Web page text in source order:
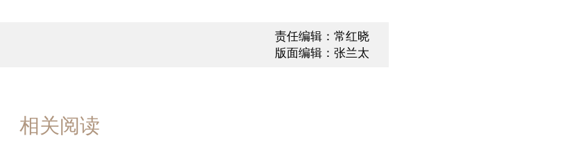
责任编辑：常红晓
版面编辑：张兰太
相关阅读